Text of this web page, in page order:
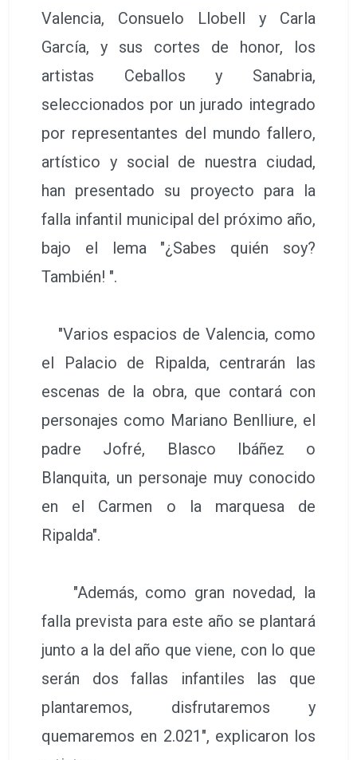
Valencia, Consuelo Llobell y Carla
García, y sus cortes de honor, los
artistas Ceballos y Sanabria,
seleccionados por un jurado integrado
por representantes del mundo fallero,
artístico y social de nuestra ciudad,
han presentado su proyecto para la
falla infantil municipal del próximo año,
bajo el lema "¿Sabes quién soy?
También! ".
"Varios espacios de Valencia, como
el Palacio de Ripalda, centrarán las
escenas de la obra, que contará con
personajes como Mariano Benlliure, el
padre Jofré, Blasco Ibáñez o
Blanquita, un personaje muy conocido
en el Carmen o la marquesa de
Ripalda".
"Además, como gran novedad, la
falla prevista para este año se plantará
junto a la del año que viene, con lo que
serán dos fallas infantiles las que
plantaremos, disfrutaremos y
quemaremos en 2.021", explicaron los